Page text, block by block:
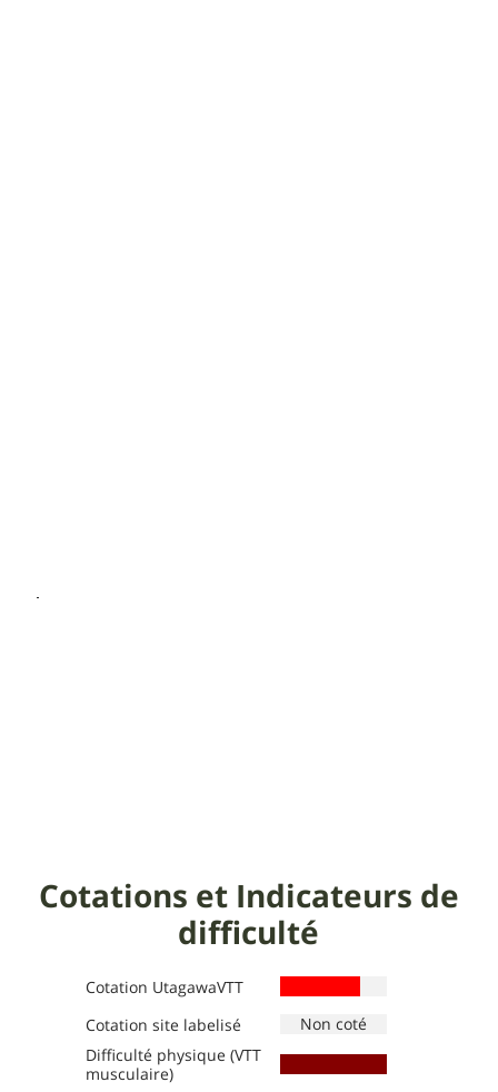
Cotations et Indicateurs de
difficulté
Cotation UtagawaVTT
Cotation site labelisé
Définition des niveaux :
Définition des niveaux :
Difficulté physique (VTT
musculaire)